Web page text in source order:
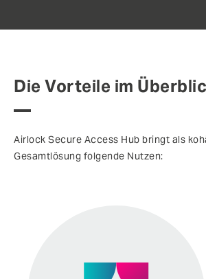
Die Vorteile im
Airlock Secure Access Hub bringt als
Gesamtlösung folgende Nutzen: